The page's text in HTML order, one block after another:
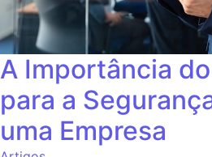
A Importância
para a
uma Empresa